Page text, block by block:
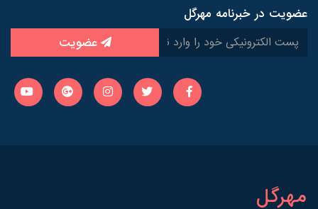
عضویت در خبرنامه مهرگل
عضویت
مهرگل